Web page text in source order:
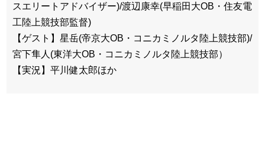
スエリートアドバイザー)/渡辺康幸(早稲田大OB・住友電
工陸上競技部監督)
【ゲスト】星岳(帝京大OB・コニカミノルタ陸上競技部)/
宮下隼人(東洋大OB・コニカミノルタ陸上競技部）
【実況】平川健太郎ほか